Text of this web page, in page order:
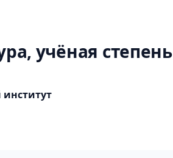
учёная степень